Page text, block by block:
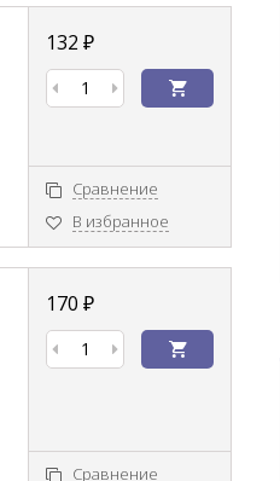
132 ₽
Сравнение
В избранное
170 ₽
Сравнение